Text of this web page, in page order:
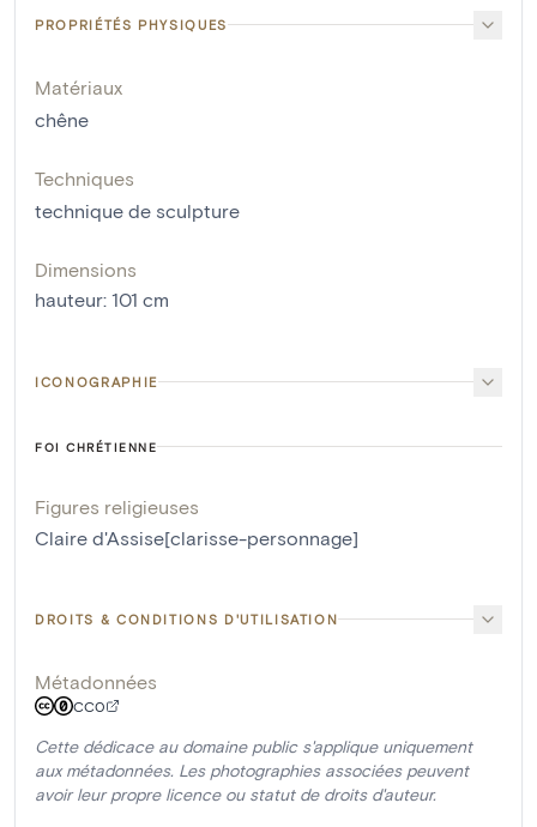
PROPRIÉTÉS PHYSIQUES
Matériaux
chêne
Techniques
technique de sculpture
Dimensions
hauteur: 101 cm
ICONOGRAPHIE
FOI CHRÉTIENNE
Figures religieuses
Claire d'Assise[clarisse-personnage]
DROITS & CONDITIONS D'UTILISATION
Métadonnées
CC0
Cette dédicace au domaine public s'applique uniquement
aux métadonnées. Les photographies associées peuvent
avoir leur propre licence ou statut de droits d'auteur.